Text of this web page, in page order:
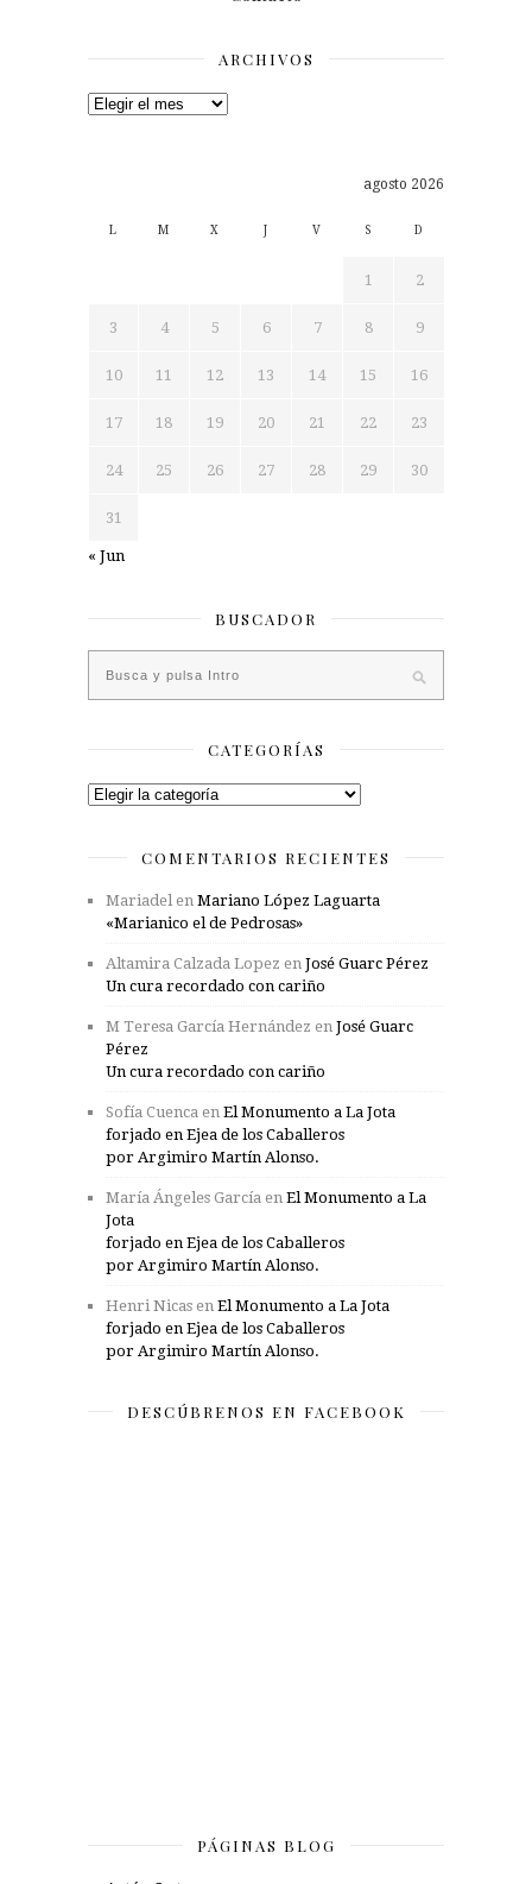
ARCHIVOS
Archivos
agosto 2026
L M X J V S D
1 2
3 4 5 6 7 8 9
10 11 12 13 14 15 16
17 18 19 20 21 22 23
24 25 26 27 28 29 30
31
« Jun
BUSCADOR
CATEGORÍAS
Categorías
COMENTARIOS RECIENTES
Mariadel en Mariano López Laguarta
«Marianico el de Pedrosas»
Altamira Calzada Lopez en José Guarc Pérez
Un cura recordado con cariño
M Teresa García Hernández en José Guarc
Pérez
Un cura recordado con cariño
Sofía Cuenca en El Monumento a La Jota
forjado en Ejea de los Caballeros
por Argimiro Martín Alonso.
María Ángeles García en El Monumento a La
Jota
forjado en Ejea de los Caballeros
por Argimiro Martín Alonso.
Henri Nicas en El Monumento a La Jota
forjado en Ejea de los Caballeros
por Argimiro Martín Alonso.
DESCÚBRENOS EN FACEBOOK
PÁGINAS BLOG